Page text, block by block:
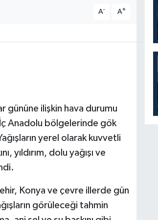
A- A+
gününe ilişkin hava durumu
Anadolu bölgelerinde gök
yerel olarak kuvvetli
yıldırım, dolu yağışı ve
Konya ve çevre illerde gün
görüleceği tahmin